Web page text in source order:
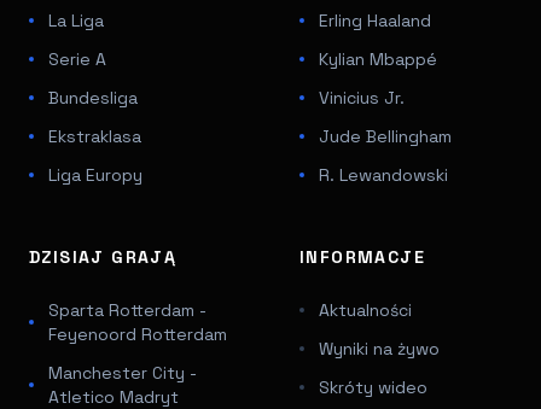
La Liga
Serie A
Bundesliga
Ekstraklasa
Liga Europy
Erling Haaland
Kylian Mbappé
Vinicius Jr.
Jude Bellingham
R. Lewandowski
DZISIAJ GRAJĄ
Sparta Rotterdam -
Feyenoord Rotterdam
Manchester City -
Atletico Madryt
INFORMACJE
Aktualności
Wyniki na żywo
Skróty wideo